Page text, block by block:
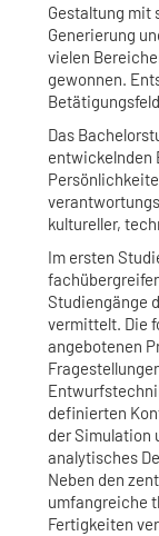
Gestaltung mit
Generierung
vielen
gewonnen.
Das
entwickelnden
kultureller,
Im ersten
Studiengänge
vermittelt. Die
angebotenen
definierten
der Simulation
analytisches
Neben den
umfangreiche
Fertigkeiten